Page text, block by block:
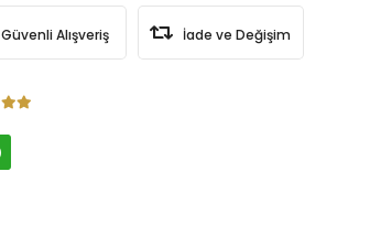
Güvenli Alışveriş İade ve Değişim